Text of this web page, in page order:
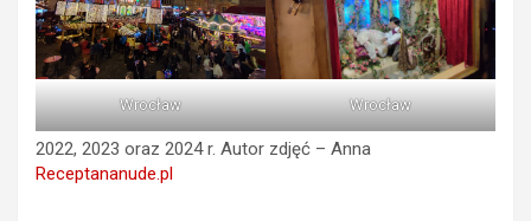
Wrocław Wrocław
2022, 2023 oraz 2024 r. Autor zdjęć – Anna
Receptananude.pl